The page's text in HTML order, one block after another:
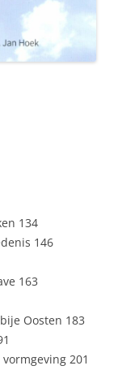
134
146
163
Oosten 183
201